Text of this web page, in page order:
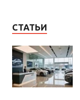
СТАТЬИ